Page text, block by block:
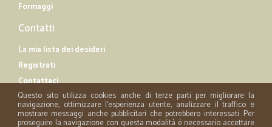
Formaggi
Contatti
La mia lista dei desideri
Registrati
Contattaci
Questo sito utilizza cookies anche di terze parti per migliorare la
navigazione, ottimizzare l'esperienza utente, analizzare il traffico e
mostrare messaggi anche pubblicitari che potrebbero interessati. Per
proseguire la navigazione con questa modalità è necessario accettare